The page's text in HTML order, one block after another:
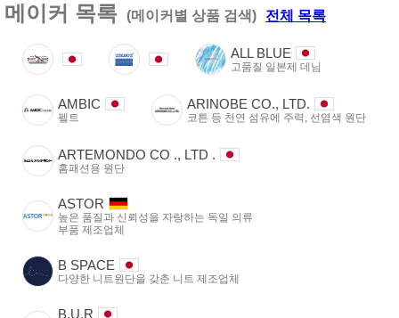
메이커 목록 (메이커별 상품 검색) 전체 목록
ALL BLUE
고품질 일본제 데님
AMBIC
펠트
ARINOBE CO., LTD.
코튼 등 천연 섬유에 주력, 선염색 원단
ARTEMONDO CO ., LTD .
홈패션용 원단
ASTOR
높은 품질과 신뢰성을 자랑하는 독일 의류
부품 제조업체
B SPACE
다양한 니트원단을 갖춘 니트 제조업체
B.U.R